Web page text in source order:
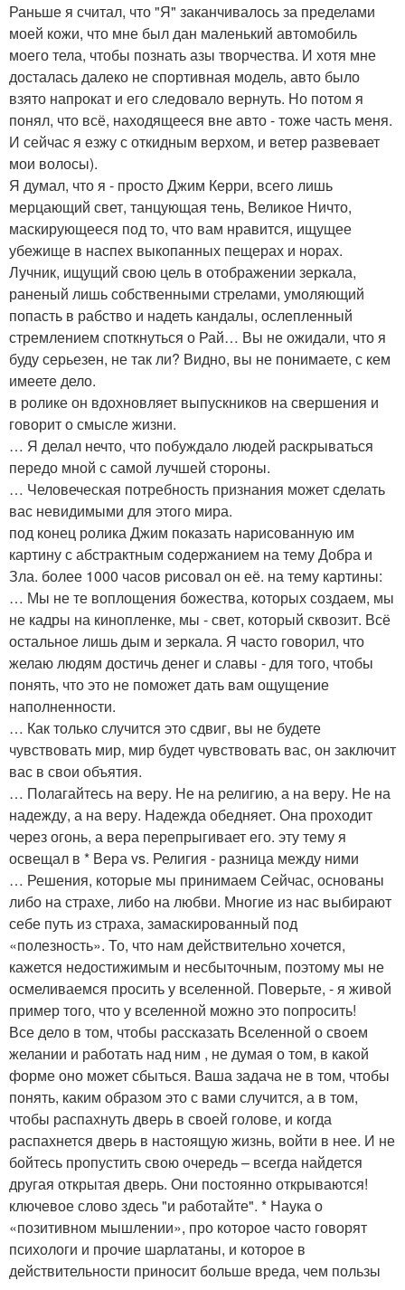
Раньше я считал, что "Я" заканчивалось за пределами
моей кожи, что мне был дан маленький автомобиль
моего тела, чтобы познать азы творчества. И хотя мне
досталась далеко не спортивная модель, авто было
взято напрокат и его следовало вернуть. Но потом я
понял, что всё, находящееся вне авто - тоже часть меня.
И сейчас я езжу с откидным верхом, и ветер развевает
мои волосы).
Я думал, что я - просто Джим Керри, всего лишь
мерцающий свет, танцующая тень, Великое Ничто,
маскирующееся под то, что вам нравится, ищущее
убежище в наспех выкопанных пещерах и норах.
Лучник, ищущий свою цель в отображении зеркала,
раненый лишь собственными стрелами, умоляющий
попасть в рабство и надеть кандалы, ослепленный
стремлением споткнуться о Рай… Вы не ожидали, что я
буду серьезен, не так ли? Видно, вы не понимаете, с кем
имеете дело.
в ролике он вдохновляет выпускников на свершения и
говорит о смысле жизни.
… Я делал нечто, что побуждало людей раскрываться
передо мной с самой лучшей стороны.
… Человеческая потребность признания может сделать
вас невидимыми для этого мира.
под конец ролика Джим показать нарисованную им
картину с абстрактным содержанием на тему Добра и
Зла. более 1000 часов рисовал он её. на тему картины:
… Мы не те воплощения божества, которых создаем, мы
не кадры на кинопленке, мы - свет, который сквозит. Всё
остальное лишь дым и зеркала. Я часто говорил, что
желаю людям достичь денег и славы - для того, чтобы
понять, что это не поможет дать вам ощущение
наполненности.
… Как только случится это сдвиг, вы не будете
чувствовать мир, мир будет чувствовать вас, он заключит
вас в свои объятия.
… Полагайтесь на веру. Не на религию, а на веру. Не на
надежду, а на веру. Надежда обедняет. Она проходит
через огонь, а вера перепрыгивает его. эту тему я
освещал в * Вера vs. Религия - разница между ними
… Решения, которые мы принимаем Сейчас, основаны
либо на страхе, либо на любви. Многие из нас выбирают
себе путь из страха, замаскированный под
«полезность». То, что нам действительно хочется,
кажется недостижимым и несбыточным, поэтому мы не
осмеливаемся просить у вселенной. Поверьте, - я живой
пример того, что у вселенной можно это попросить!
Все дело в том, чтобы рассказать Вселенной о своем
желании и работать над ним , не думая о том, в какой
форме оно может сбыться. Ваша задача не в том, чтобы
понять, каким образом это с вами случится, а в том,
чтобы распахнуть дверь в своей голове, и когда
распахнется дверь в настоящую жизнь, войти в нее. И не
бойтесь пропустить свою очередь – всегда найдется
другая открытая дверь. Они постоянно открываются!
ключевое слово здесь "и работайте". * Наука о
«позитивном мышлении», про которое часто говорят
психологи и прочие шарлатаны, и которое в
действительности приносит больше вреда, чем пользы